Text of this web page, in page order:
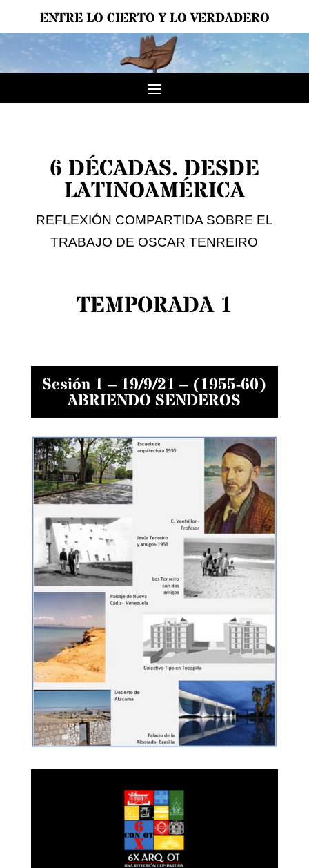
ENTRE LO CIERTO Y LO VERDADERO
6 DÉCADAS. DESDE
LATINOAMÉRICA
REFLEXIÓN COMPARTIDA SOBRE EL
TRABAJO DE OSCAR TENREIRO
TEMPORADA 1
Sesión 1 – 19/9/21 – (1955-60)
ABRIENDO SENDEROS